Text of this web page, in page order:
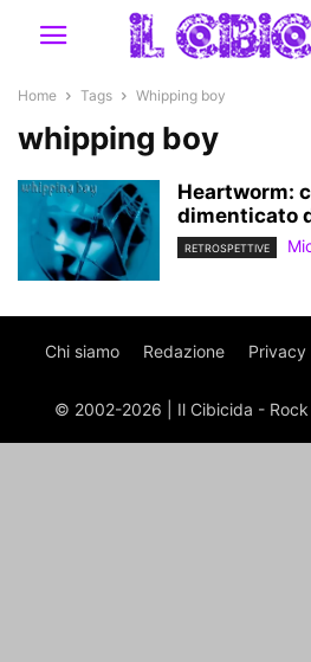
Home Tags Whipping boy
whipping boy
Heartworm:
dimenticato
RETROSPETTIVE
Chi siamo Redazione Privacy
© 2002-2026 | Il Cibicida -